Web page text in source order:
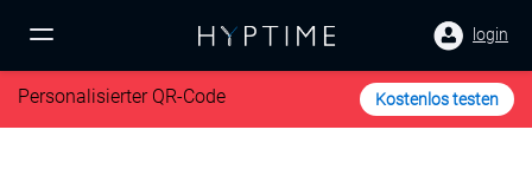
login
Personalisierter QR-Code Kostenlos testen